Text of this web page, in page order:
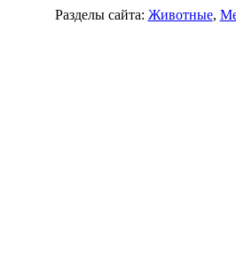
Разделы сайта: Животные,